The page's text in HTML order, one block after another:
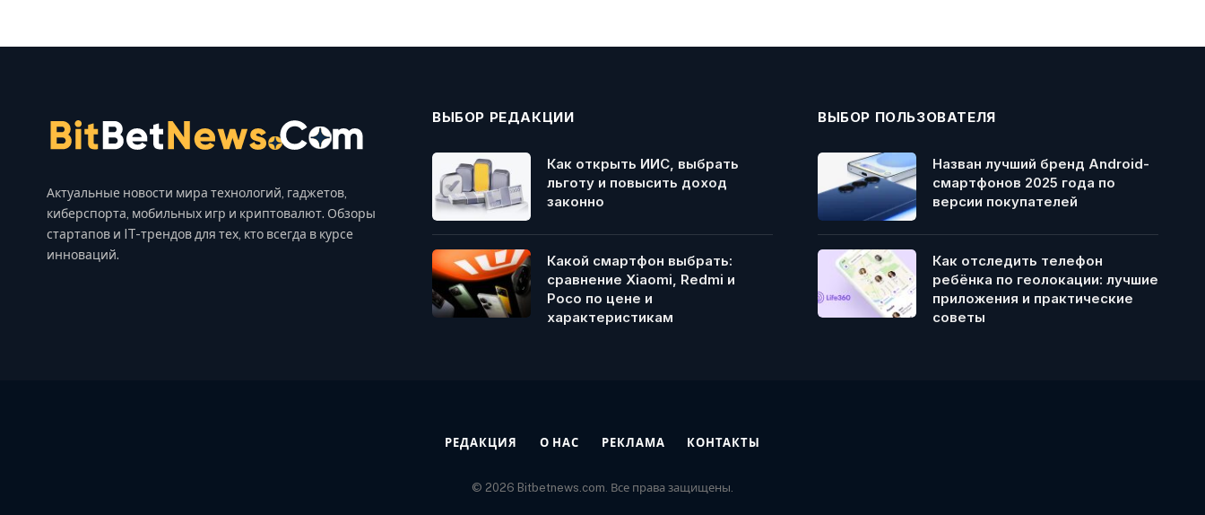
Актуальные новости мира технологий, гаджетов,
киберспорта, мобильных игр и криптовалют. Обзоры
стартапов и IT-трендов для тех, кто всегда в курсе
инноваций.
ВЫБОР РЕДАКЦИИ
Как открыть ИИС, выбрать
льготу и повысить доход
законно
Какой смартфон выбрать:
сравнение Xiaomi, Redmi и
Poco по цене и
характеристикам
ВЫБОР ПОЛЬЗОВАТЕЛЯ
Назван лучший бренд Android-
смартфонов 2025 года по
версии покупателей
Как отследить телефон
ребёнка по геолокации: лучшие
приложения и практические
советы
РЕДАКЦИЯ О НАС РЕКЛАМА КОНТАКТЫ
© 2026 Bitbetnews.com. Все права защищены.